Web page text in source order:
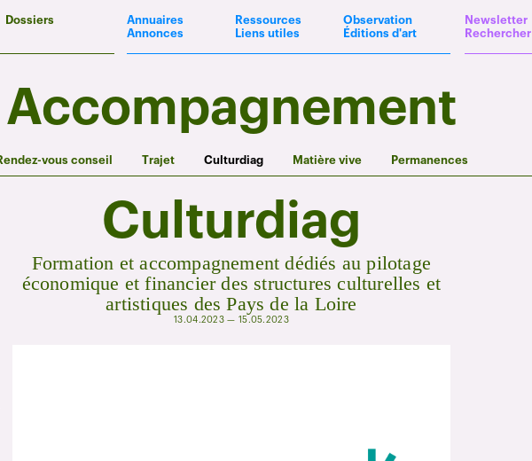
Dossiers
Annuaires
Annonces
Ressources
Liens utiles
Observation
Éditions d'art
Newsletter
Rechercher
Accompagnement
vous conseil Trajet Culturdiag Matière vive Permanences
Culturdiag
Formation et accompagnement dédiés au pilotage
économique et financier des structures culturelles et
artistiques des Pays de la Loire
13.04.2023 — 15.05.2023